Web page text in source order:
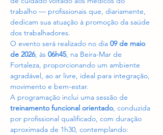
trabalho — profissionais que, diariamente,
dedicam sua atuação à promoção da saúde
dos trabalhadores.
O evento será realizado no dia 09 de maio
de 2026, às 06h45, na Beira-Mar de
Fortaleza, proporcionando um ambiente
agradável, ao ar livre, ideal para integração,
movimento e bem-estar.
A programação inclui uma sessão de
treinamento funcional orientado, conduzida
por profissional qualificado, com duração
aproximada de 1h30, contemplando: